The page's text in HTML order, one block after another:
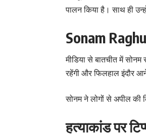
पालन किया है। साथ ही
Sonam
मीडिया से बातचीत में सोनम
रहेंगी और फिलहाल इंदौर
सोनम ने लोगों से अपील की
हत्याकांड पर